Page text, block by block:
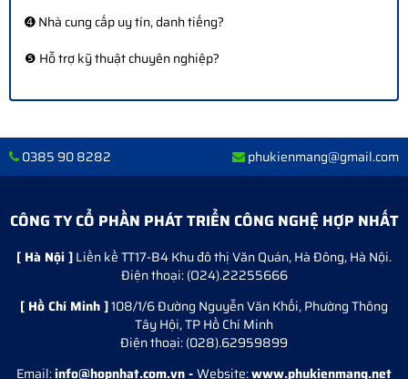
➍ Nhà cung cấp uy tín, danh tiếng?
❺ Hỗ trợ kỹ thuật chuyên nghiệp?
0385 90 8282 phukienmang@gmail.com
CÔNG TY CỔ PHẦN PHÁT TRIỂN CÔNG NGHỆ HỢP NHẤT
[ Hà Nội ]Liền kề TT17-B4 Khu đô thị Văn Quán, Hà Đông, Hà Nội.
Điện thoại: (O24).22255666
[ Hồ Chí Minh ]108/1/6 Đường Nguyễn Văn Khối, Phường Thông
Tây Hội, TP Hồ Chí Minh
Điện thoại: (028).62959899
Email:info@hopnhat.com.vn -Website:www.phukienmang.net